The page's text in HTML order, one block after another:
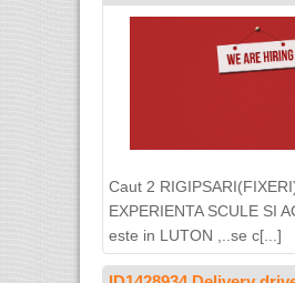
Caut 2
EXPERIENTA SCULE SI
este in LUTON ,..se c[...]